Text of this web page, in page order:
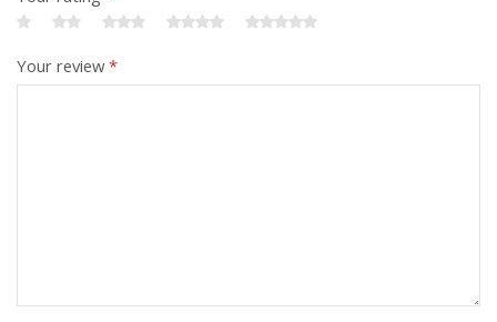
Your review*